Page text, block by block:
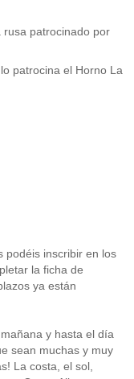
rusa patrocinado por
patrocina el Horno La
podéis inscribir en los
la ficha de
ya están
y hasta el día
sean muchas y muy
La costa, el sol,